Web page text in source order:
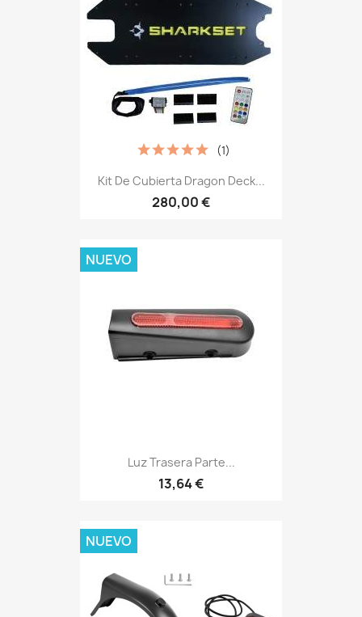
Kit De Cubierta Dragon Deck...
280,00 €
(1)
Luz Trasera Parte...
13,64 €
NUEVO
NUEVO